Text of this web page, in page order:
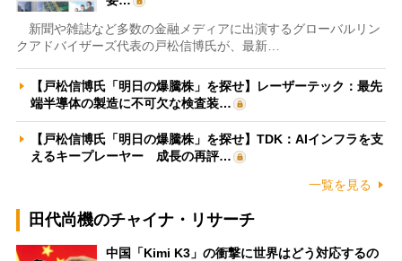
新聞や雑誌など多数の金融メディアに出演するグローバルリン
クアドバイザーズ代表の戸松信博氏が、最新…
【戸松信博氏「明日の爆騰株」を探せ】レーザーテック：最先
端半導体の製造に不可欠な検査装…
【戸松信博氏「明日の爆騰株」を探せ】TDK：AIインフラを支
えるキープレーヤー 成長の再評…
一覧を見る
田代尚機のチャイナ・リサーチ
中国「Kimi K3」の衝撃に世界はどう対応するの